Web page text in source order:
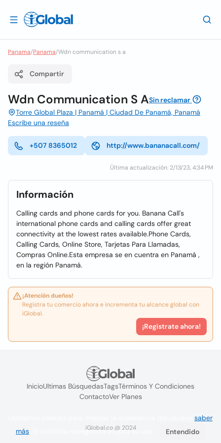
Panama/Panama/Wdn communication s a
Compartir
Wdn Communication S ASin reclamar
Torre Global Plaza | Panamá | Ciudad De Panamá, Panamá
Escribe una reseña
+507 8365012 http://www.bananacall.com/
Última actualización: 2/13/23, 4:34 PM
Información
Calling cards and phone cards for you. Banana Call's
international phone cards and calling cards offer great
connectivity at the lowest rates available.Phone Cards,
Calling Cards, Online Store, Tarjetas Para Llamadas,
Compras Online.Esta empresa se en cuentra en Panamá ,
en la región Panamá.
¡Atención dueños!
Registra tu comercio ahora e incrementa tu alcance global con
iGlobal.
¡Registrate ahora!
InicioUltimas BúsquedasTagsTérminos Y Condiciones
ContactoVer Planes
iGlobal.co @ 2024
saber
más . Si continúa navegando acepta su uso. Entendido